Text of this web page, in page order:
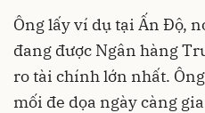
Ông lấy ví dụ tại Ấn Độ,
đang được Ngân hàng
ro tài chính lớn nhất.
mối đe dọa ngày càng